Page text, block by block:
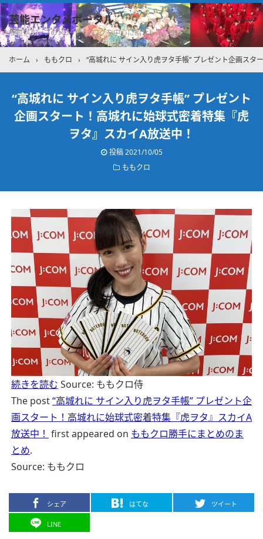
芸能エンタメポータル
坂道グループのメンバーブログを中心に紹介しています
ホーム › ももクロ › “高城れに サイン入り虎ヲタ手帳” プレゼント企画ス
“高城れに サイン入り虎ヲタ手帳” プレゼント
企画スタート！高城れに始球式密着特集『虎
ヲタ』スカイA放送中！
投稿2021/10/05
ももクロ
続きを読む Source: ももクロ侍
The post“高城れに サイン入り虎ヲタ手帳” プレゼント企
画スタート！高城れに始球式密着特集『虎ヲタ』スカイA
放送中！ first appeared on ももクロ勝手にまとめのま
とめ.
Source: ももクロ
シェア はてな ツイート
LINE